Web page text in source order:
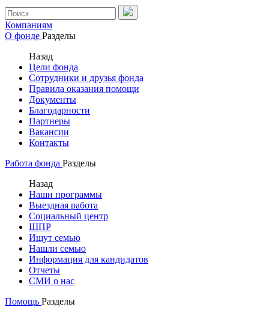
Компаниям
О фонде Разделы
Назад
Цели фонда
Сотрудники и друзья фонда
Правила оказания помощи
Документы
Благодарности
Партнеры
Вакансии
Контакты
Работа фонда Разделы
Назад
Наши программы
Выездная работа
Социальный центр
ШПР
Ищут семью
Нашли семью
Информация для кандидатов
Отчеты
СМИ о нас
Помощь Разделы